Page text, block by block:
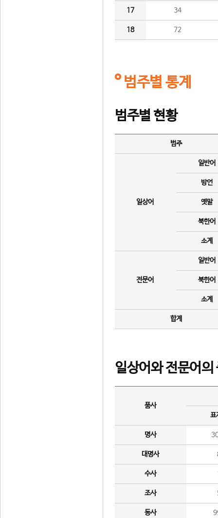
17 34
18 72
범주별 통계
범주별 현황
범주
일상어
일반어
방언
옛말
북한어
소계
전문어
일반어
북한어
소계
합계
일상어와 전문어의
품사
표
명사
대명사
수사
조사
동사